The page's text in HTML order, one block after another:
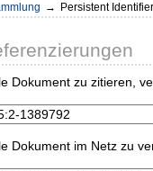
→ Persistent Identifier
Dokument zu zitieren,
Dokument im Netz zu